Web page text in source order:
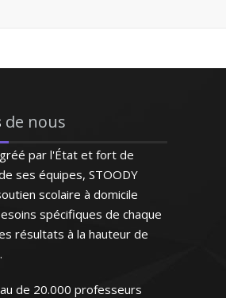
de nous
par l'État et fort de
ses équipes, STOODY
scolaire à domicile
spécifiques de chaque
résultats à la hauteur de
de 20.000 professeurs